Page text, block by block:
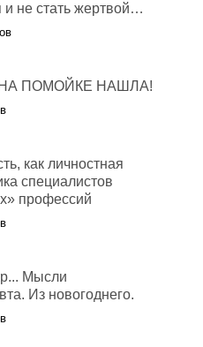
и не стать жертвой…
ПОМОЙКЕ НАШЛА!
как личностная
специалистов
профессий
Мысли
Из новогоднего.